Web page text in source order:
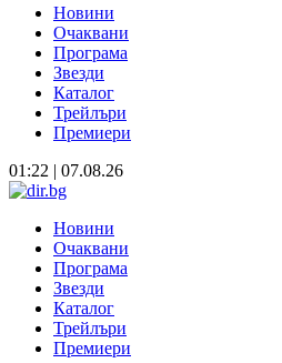
Новини
Очаквани
Програма
Звезди
Каталог
Трейлъри
Премиери
01:22 | 07.08.26
Новини
Очаквани
Програма
Звезди
Каталог
Трейлъри
Премиери